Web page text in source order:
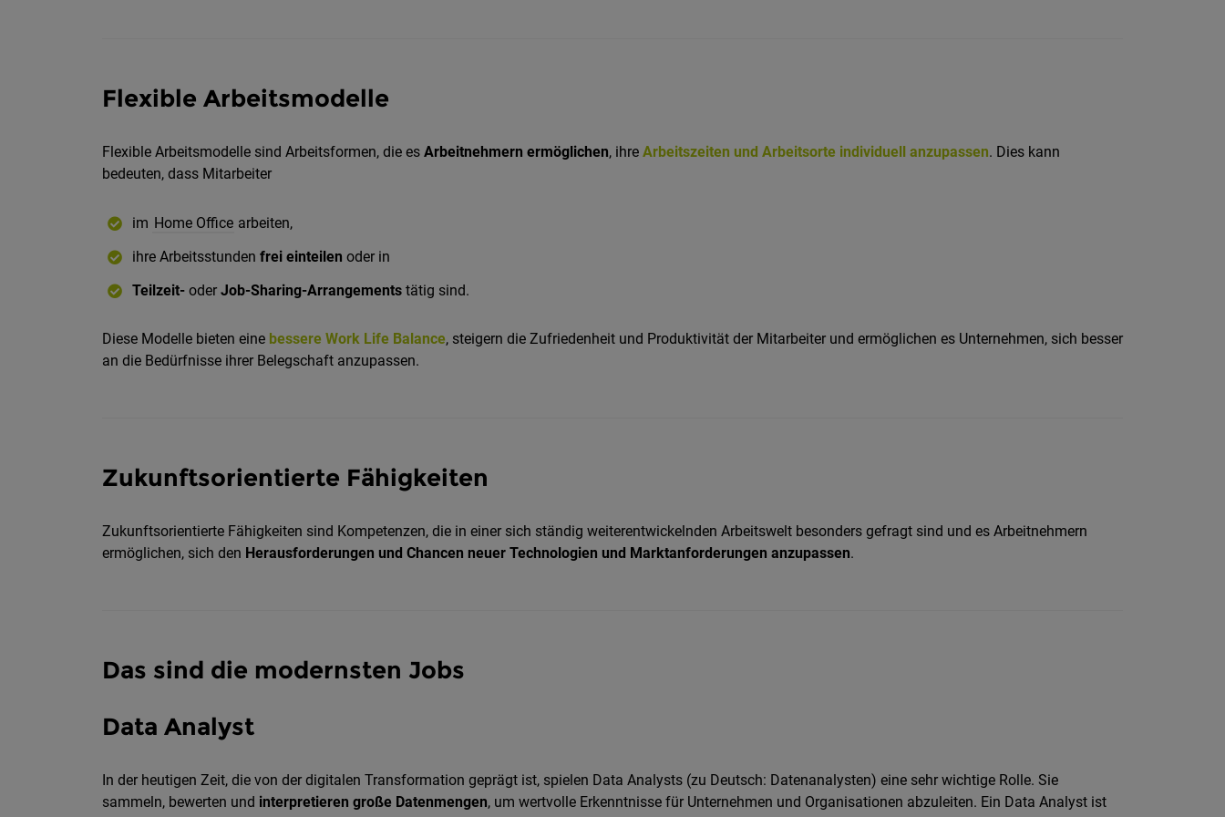
Flexible Arbeitsmodelle
Flexible Arbeitsmodelle sind Arbeitsformen, die es Arbeitnehmern ermöglichen, ihre Arbeitszeiten und Arbeitsorte individuell anzupassen. Dies kann
bedeuten, dass Mitarbeiter
im Home Office arbeiten,
ihre Arbeitsstunden frei einteilen oder in
Teilzeit- oder Job-Sharing-Arrangements tätig sind.
Diese Modelle bieten eine bessere Work Life Balance, steigern die Zufriedenheit und Produktivität der Mitarbeiter und ermöglichen es Unternehmen, sich besser
an die Bedürfnisse ihrer Belegschaft anzupassen.
Zukunftsorientierte Fähigkeiten
Zukunftsorientierte Fähigkeiten sind Kompetenzen, die in einer sich ständig weiterentwickelnden Arbeitswelt besonders gefragt sind und es Arbeitnehmern
ermöglichen, sich den Herausforderungen und Chancen neuer Technologien und Marktanforderungen anzupassen.
Das sind die modernsten Jobs
Data Analyst
In der heutigen Zeit, die von der digitalen Transformation geprägt ist, spielen Data Analysts (zu Deutsch: Datenanalysten) eine sehr wichtige Rolle. Sie
sammeln, bewerten und interpretieren große Datenmengen, um wertvolle Erkenntnisse für Unternehmen und Organisationen abzuleiten. Ein Data Analyst ist